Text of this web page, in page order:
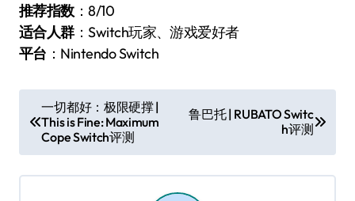
推荐指数：8/10
适合人群：Switch玩家、游戏爱好者
平台 ：Nintendo Switch
章
导
航
一切都好：极限硬撑 |
This is Fine: Maximum
Cope Switch评测
鲁巴托 | RUBATO Switc
h评测